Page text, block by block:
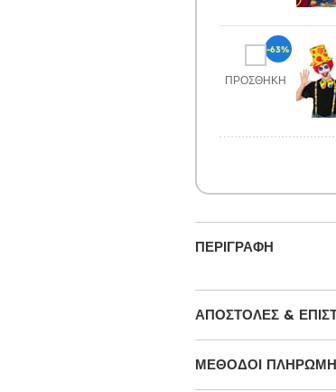
ΠΡΟΣΘΉΚΗ
-63%
ΠΕΡΙΓΡΑΦΉ
ΑΠΟΣΤΟΛΈΣ &
ΜΕΘΌΔΟΙ